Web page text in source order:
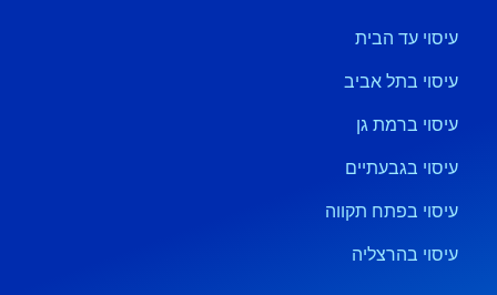
עיסוי עד הבית
עיסוי בתל אביב
עיסוי ברמת גן
עיסוי בגבעתיים
עיסוי בפתח תקווה
עיסוי בהרצליה